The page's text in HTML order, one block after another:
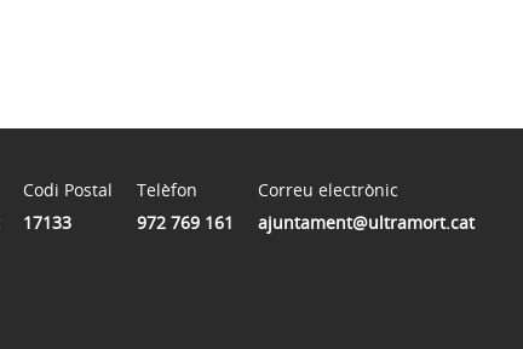
Codi Postal
17133
Telèfon
972 769 161
Correu electrònic
ajuntament@ultramort.cat